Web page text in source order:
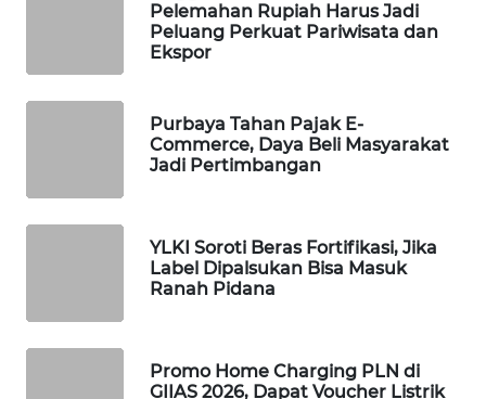
Pelemahan Rupiah Harus Jadi
Peluang Perkuat Pariwisata dan
Ekspor
Purbaya Tahan Pajak E-
Commerce, Daya Beli Masyarakat
Jadi Pertimbangan
YLKI Soroti Beras Fortifikasi, Jika
Label Dipalsukan Bisa Masuk
Ranah Pidana
Promo Home Charging PLN di
GIIAS 2026, Dapat Voucher Listrik
KONSUMEN